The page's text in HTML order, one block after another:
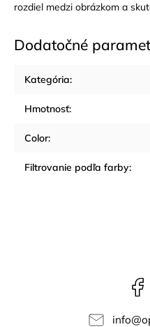
rozdiel medzi obrázkom a
Dodatočné
Kategória:
Hmotnosť:
Color:
Filtrovanie podľa farby:
info@